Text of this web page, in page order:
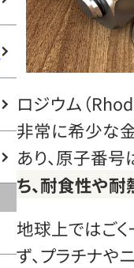
ロジウム（
非常に希少な
あり、原子番号
ち、耐食性や耐
地球上ではご
ず、プラチナ